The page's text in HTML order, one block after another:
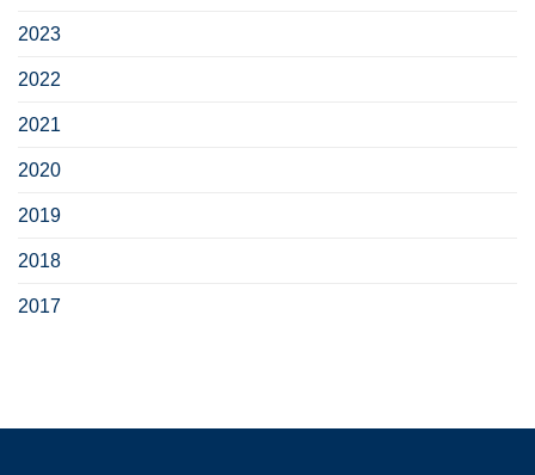
2023
2022
2021
2020
2019
2018
2017